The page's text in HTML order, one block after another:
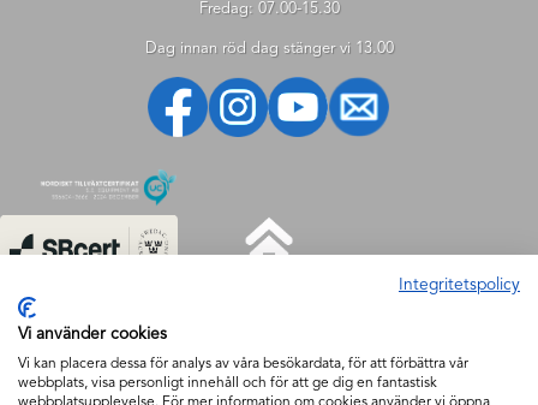
Fredag: 07.00-15.30
Dag innan röd dag stänger vi 13.00
Hjälp
Så handlar du
Integritetspolicy
Vi använder cookies
Vi kan placera dessa för analys av våra besökardata, för att förbättra vår
webbplats, visa personligt innehåll och för att ge dig en fantastisk